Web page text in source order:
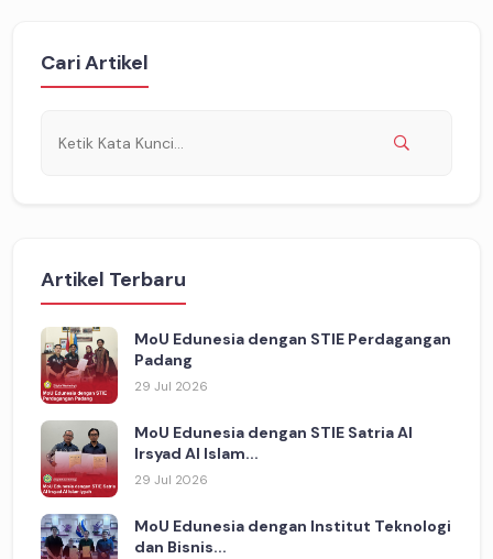
Cari Artikel
Artikel Terbaru
MoU Edunesia dengan STIE Perdagangan
Padang
29 Jul 2026
MoU Edunesia dengan STIE Satria Al
Irsyad Al Islam...
29 Jul 2026
MoU Edunesia dengan Institut Teknologi
dan Bisnis...